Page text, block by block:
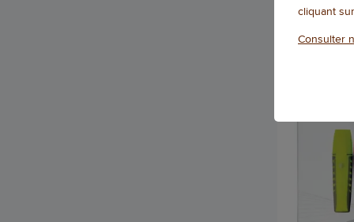
cliquant
Consulter